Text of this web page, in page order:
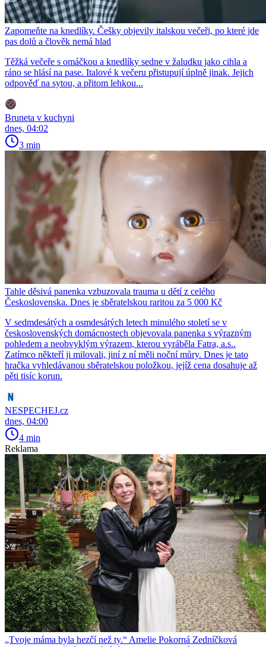
Zapomeňte na knedlíky. Češky objevily italskou večeři, po které jde
pas dolů a člověk nemá hlad
Těžká večeře s omáčkou a knedlíky sedne v žaludku jako cihla a
ráno se hlásí na pase. Italové k večeru přistupují úplně jinak. Jejich
odpověď na sytou, a přitom lehkou...
Bruneta v kuchyni
dnes, 04:02
3 min
Tahle děsivá panenka vzbuzovala trauma u dětí z celého
Československa. Dnes je sběratelskou raritou za 5 000 Kč
V sedmdesátých a osmdesátých letech minulého století se v
československých domácnostech objevovala panenka s výrazným
pohledem a neobvyklým výrazem, kterou vyráběla Fatra, a.s..
Zatímco někteří ji milovali, jiní z ní měli noční můry. Dnes je tato
hračka vyhledávanou sběratelskou položkou, jejíž cena dosahuje až
pěti tisíc korun.
NESPECHEJ.cz
dnes, 04:00
4 min
Reklama
„Tvoje máma byla hezčí než ty.“ Amelie Pokorná Zedníčková